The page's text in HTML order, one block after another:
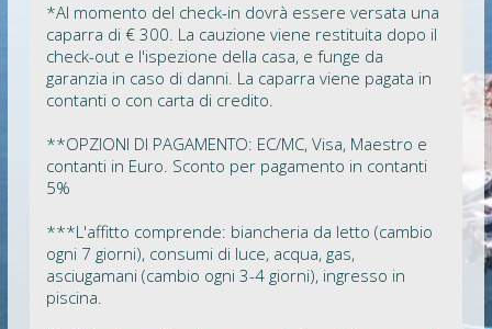
*Al momento del check-in dovrà essere versata una
caparra di € 300. La cauzione viene restituita dopo il
check-out e l'ispezione della casa, e funge da
garanzia in caso di danni. La caparra viene pagata in
contanti o con carta di credito.
**OPZIONI DI PAGAMENTO: EC/MC, Visa, Maestro e
contanti in Euro. Sconto per pagamento in contanti
5%
***L'affitto comprende: biancheria da letto (cambio
ogni 7 giorni), consumi di luce, acqua, gas,
asciugamani (cambio ogni 3-4 giorni), ingresso in
piscina.